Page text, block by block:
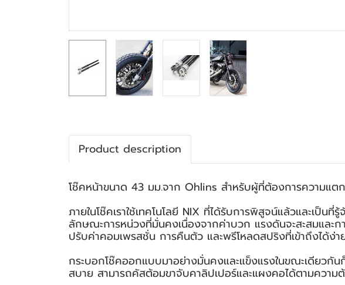
Product description
โช๊คหน้าขนาด 43 มม.จาก Ohlins สำหรับผู้ที่ต้องการความแ
ภายในโช๊คเราใช้เทคโนโลยี NIX ที่ได้รับการพิสูจน์แล้วและเป็
ลักษณะการหน่วงที่มั่นคงเนื่องจากค่าบวก แรงดันจะสะสมแล
ปรับค่าคอมเพรสชั่น การคืนตัว และพรีโหลดสปริงที่เข้าถึงได้ง่
กระบอกโช๊คออกแบบมาอย่างมั่นคงและแข็งแรงในขณะเดียวกั
สบาย สามารถคัสต้อมขาจับคาลิปเปอร์และแผงคอได้ตามความ